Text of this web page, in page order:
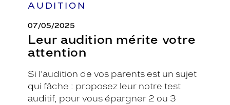
AUDITION
07/05/2025
Leur audition mérite votre
attention
Si l'audition de vos parents est un sujet
qui fâche : proposez leur notre test
auditif, pour vous épargner 2 ou 3